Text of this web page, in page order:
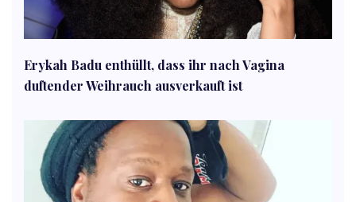
Erykah Badu enthüllt, dass ihr nach Vagina
duftender Weihrauch ausverkauft ist